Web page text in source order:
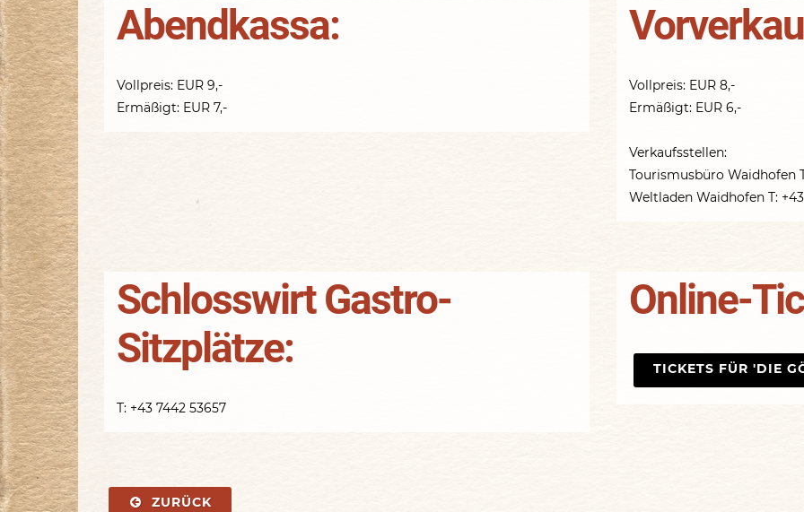
Abendkassa:
Vollpreis: EUR 9,-
Ermäßigt: EUR 7,-
Vollpreis: EUR 8,-
Ermäßigt: EUR 6,-
Verkaufsstellen:
Tourismusbüro Waidhofen
Weltladen Waidhofen T:
Schlosswirt Gastro-
Sitzplätze:
T: +43 7442 53657
Online-
TICKETS FÜR 'DIE
ZURÜCK